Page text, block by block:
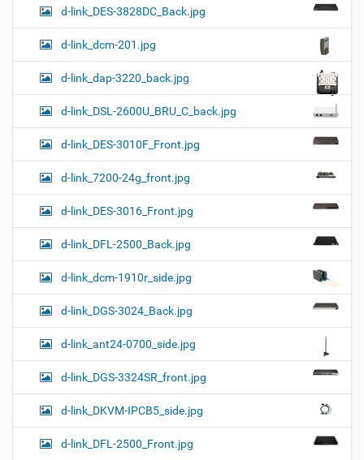
d-link_DES-3828DC_Back.jpg
d-link_dcm-201.jpg
d-link_dap-3220_back.jpg
d-link_DSL-2600U_BRU_C_back.jpg
d-link_DES-3010F_Front.jpg
d-link_7200-24g_front.jpg
d-link_DES-3016_Front.jpg
d-link_DFL-2500_Back.jpg
d-link_dcm-1910r_side.jpg
d-link_DGS-3024_Back.jpg
d-link_ant24-0700_side.jpg
d-link_DGS-3324SR_front.jpg
d-link_DKVM-IPCB5_side.jpg
d-link_DFL-2500_Front.jpg